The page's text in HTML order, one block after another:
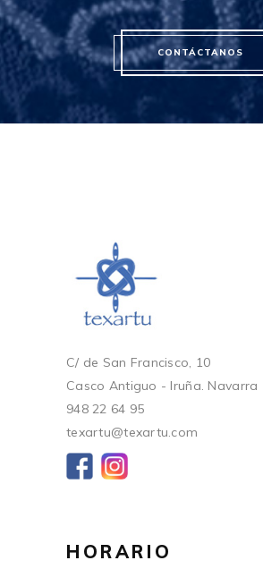
CONTÁCTANOS
C/ de San Francisco, 10
Casco Antiguo - Iruña. Navarra
948 22 64 95
texartu@texartu.com
HORARIO